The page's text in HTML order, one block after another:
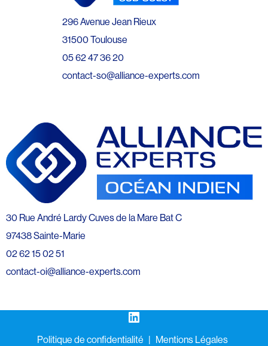
296 Avenue Jean Rieux
31500 Toulouse
05 62 47 36 20
contact-so@alliance-experts.com
30 Rue André Lardy Cuves de la Mare Bat C
97438 Sainte-Marie
02 62 15 02 51
contact-oi@alliance-experts.com
LinkedIn
Politique de confidentialité
Mentions Légales